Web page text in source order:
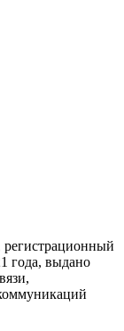
года, выдано